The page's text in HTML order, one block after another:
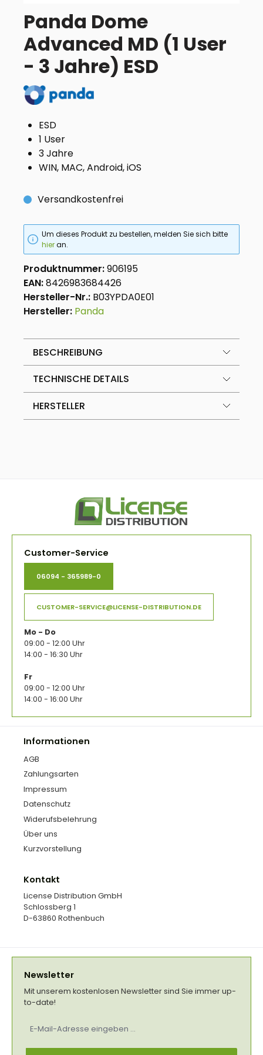
Panda Dome
Advanced MD (1 User
- 3 Jahre) ESD
ESD
1 User
3 Jahre
WIN, MAC, Android, iOS
Versandkostenfrei
Um dieses Produkt zu bestellen, melden Sie sich bitte
hieran.
Produktnummer:906195
EAN:8426983684426
Hersteller-Nr.: B03YPDA0E01
Hersteller: Panda
BESCHREIBUNG
TECHNISCHE DETAILS
HERSTELLER
Customer-Service
06094 - 365989-0
CUSTOMER-SERVICE@LICENSE-DISTRIBUTION.DE
Mo - Do
09:00 - 12:00 Uhr
14:00 - 16:30 Uhr
Fr
09:00 - 12:00 Uhr
14:00 - 16:00 Uhr
Informationen
AGB
Zahlungsarten
Impressum
Datenschutz
Widerufsbelehrung
Über uns
Kurzvorstellung
Kontakt
License Distribution GmbH
Schlossberg 1
D-63860 Rothenbuch
Newsletter
Mit unserem kostenlosen Newsletter sind Sie immer up-
to-date!
Mail-